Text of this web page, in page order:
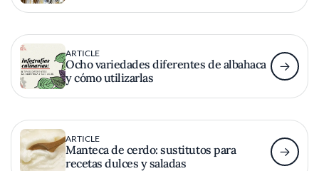
ARTICLE
Ocho variedades diferentes de albahaca
y cómo utilizarlas
ARTICLE
Manteca de cerdo: sustitutos para
recetas dulces y saladas